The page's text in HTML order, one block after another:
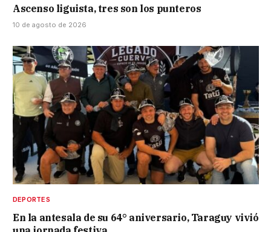
Ascenso liguista, tres son los punteros
10 de agosto de 2026
DEPORTES
En la antesala de su 64° aniversario, Taraguy vivió